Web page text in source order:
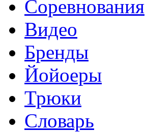
Соревнования
Видео
Бренды
Йойоеры
Трюки
Словарь